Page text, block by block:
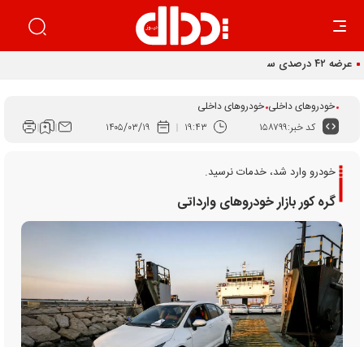
عرضه ۴۲ درصدی سهام تودلی سایپا
خودروهای داخلی خودروهای داخلی
کد خبر:۱۵۸۷۹۹ ۱۹:۴۳ ۱۴۰۵/۰۳/۱۹
خودرو وارد شد، خدمات نرسید.
گره کور بازار خودرو‌های وارداتی